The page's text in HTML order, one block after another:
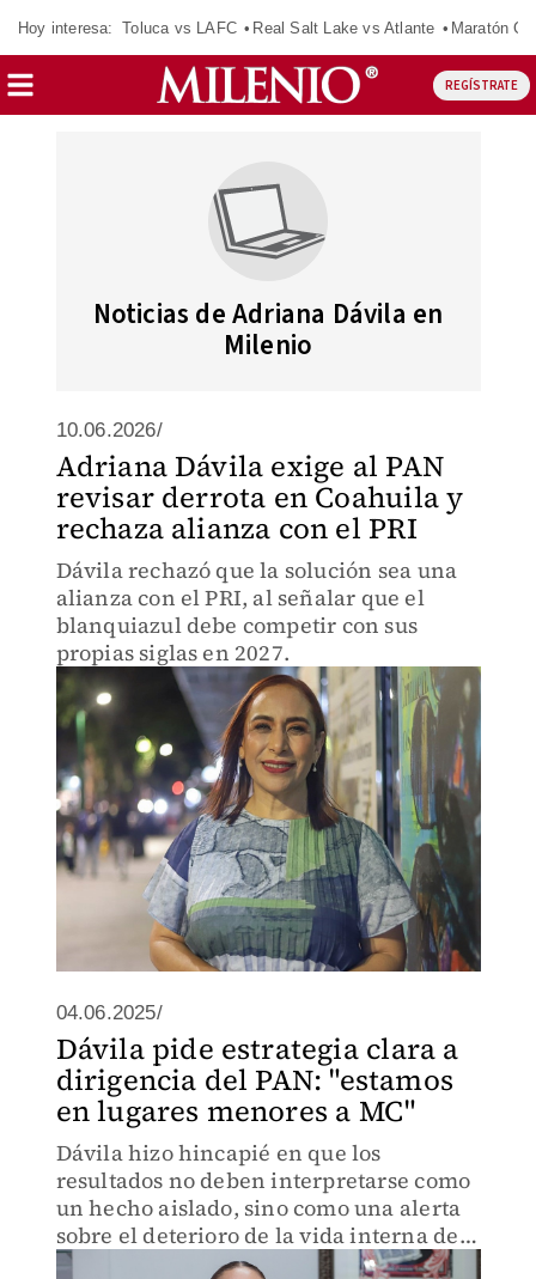
Hoy interesa: Toluca vs LAFC Real Salt Lake vs Atlante Maratón
REGÍSTRATE
Noticias de Adriana Dávila en
Milenio
10.06.2026/
Adriana Dávila exige al PAN
revisar derrota en Coahuila y
rechaza alianza con el PRI
Dávila rechazó que la solución sea una
alianza con el PRI, al señalar que el
blanquiazul debe competir con sus
propias siglas en 2027.
04.06.2025/
Dávila pide estrategia clara a
dirigencia del PAN: "estamos
en lugares menores a MC"
Dávila hizo hincapié en que los
resultados no deben interpretarse como
un hecho aislado, sino como una alerta
sobre el deterioro de la vida interna del
PAN.